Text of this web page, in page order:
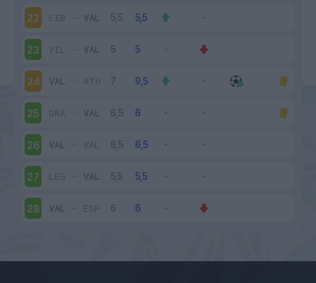
22 EIB - VAL
23 VIL - VAL
24 VAL - ATH
25 GRA - VAL
26 VAL - VAL
27 LEG - VAL
28 VAL - ESP